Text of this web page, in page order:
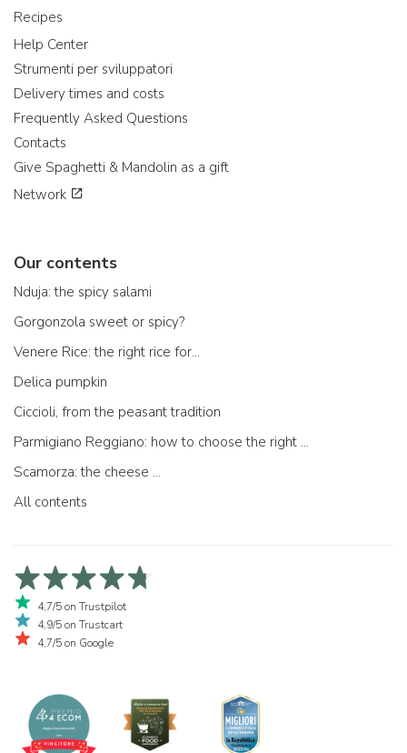
Recipes
Help Center
Strumenti per sviluppatori
Delivery times and costs
Frequently Asked Questions
Contacts
Give Spaghetti & Mandolin as a gift
Network
Our contents
Nduja: the spicy salami
Gorgonzola sweet or spicy?
Venere Rice: the right rice for...
Delica pumpkin
Ciccioli, from the peasant tradition
Parmigiano Reggiano: how to choose the right one
Scamorza: the cheese ...
All contents
4,7/5 on Trustpilot
4,9/5 on Trustcart
4,7/5 on Google